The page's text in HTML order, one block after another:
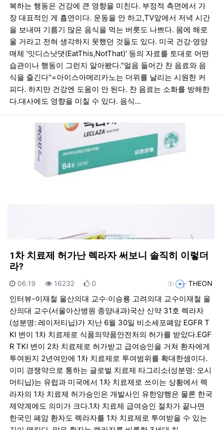
복하는 행동은 건강에 큰 영향을 미친다. 부정적 측면에서 가
장 대표적인 게 흡연이다. 운동을 안 하고,TV앞에서 저녁 시간
을 보내며 기름기 많은 음식을 먹는 버릇도 나쁘다. 몸에 해로
울 거라고 전혀 생각하지 못했던 것들도 있다. 미국 건강·영양
매체 '잇디스낫댓(EatThis,NotThat)' 등의 자료를 토대로 어떤
습관이나 행동이 그런지 알아봤다."얼음 들어간 찬 음료와 음
식을 즐긴다"=아이스아메리카노는 더위를 날리는 시원한 커
피다. 하지만 건강엔 도움이 안 된다. 찬 음료는 소화를 방해한
다.대사에도 영향을 미칠 수 있다. 음식…
1차 치료제 허가난 렉라자 써보니 솔직히 이렇더
라?
등록자THEON
등록일
06.19 조회
16232 추천
0
인터뷰-이재철 울산의대 교수·이승룡 고려의대 교수이재철 울
산의대 교수(서울아산병원 종양내과)국산 신약 31호 렉라자
(성분명: 레이저티닙)가 지난 6월 30일 비소세포폐암 EGFR T
KI 변이 1차 치료제로 식품의약품안전처의 허가를 받았다.EGF
R TKI 변이 2차 치료제로 허가받고 급여승인을 거쳐 환자에게
투여된지 2년여만에 1차 치료제로 투여범위를 확대한셈이다.
이미 경쟁약으로 통하는 글로벌 치료제 타그리소(성분명: 오시
머티닙)는 유럽과 미국에서 1차 치료제로 쓰이는 상황에서 렉
라자의 1차 치료제 허가승인은 개발사인 유한양행은 물론 한국
제약계에도 의미가 크다.1차 치료제 급여승인 절차가 끝나면
한국인 폐암 환자도 렉라자를 1차 치료제로 투여받을 수 있는